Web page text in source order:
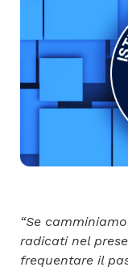
“Se
radicati nel
frequentare il